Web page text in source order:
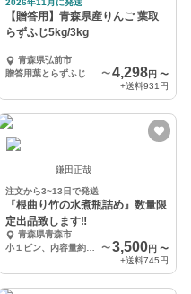
2026年11月に発送
【贈答用】青森県産りんご 葉取
らずふじ5kg/3kg
青森県弘前市
〜4,298円 〜
+送料931円
鎌田正哉
注文から3~13日で発送
『根曲り竹の水煮瓶詰め』数量限
定出品致します‼️
青森県青森市
小１ビン、内容量約300g
〜3,500円 〜
+送料745円